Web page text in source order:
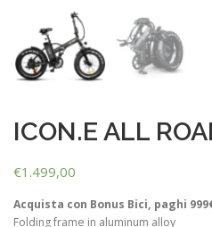
ICON.E ALL
€1.499,00
Acquista con Bonus Bici, paghi
Folding frame in aluminum alloy